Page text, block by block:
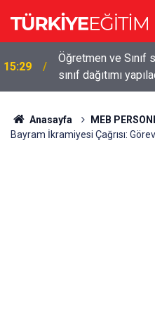
15:29
Öğretmen ve
sınıf dağıtımı
Anasayfa MEB
Bayram İkramiyesi Çağrısı: